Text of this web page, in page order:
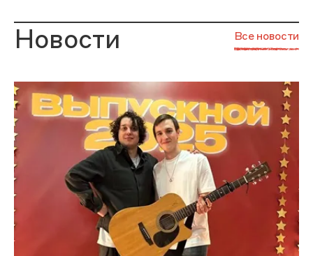
Новости Все новости